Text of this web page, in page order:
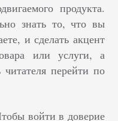
продукта.
знать то, что вы
и сделать акцент
или услуги, а
читателя перейти по
войти в доверие